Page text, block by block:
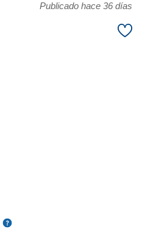
Publicado hace 36 días